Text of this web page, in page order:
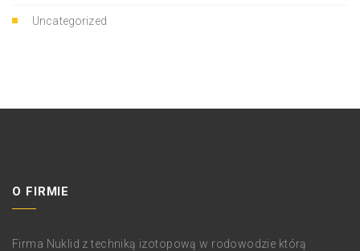
Uncategorized
O FIRMIE
Firma Nuklid z techniką izotopową w rodowodzie którą